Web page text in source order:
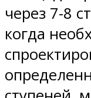
через 7-8
когда